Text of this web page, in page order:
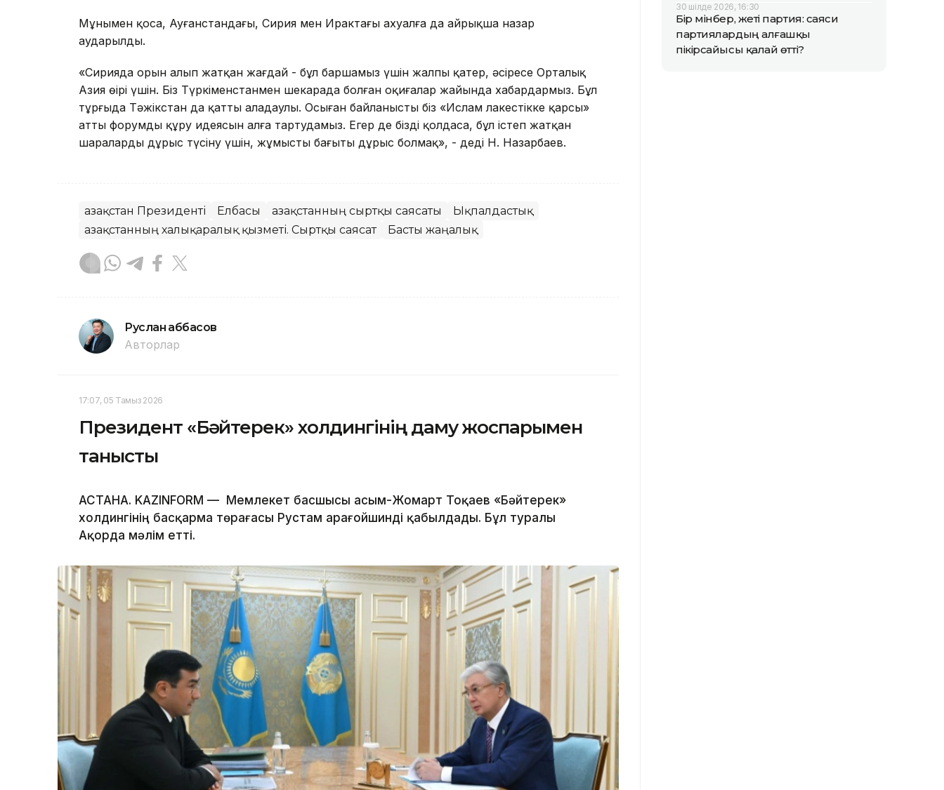
Мұнымен қоса, Ауғанстандағы, Сирия мен Ирактағы ахуалға да айрықша назар
аударылды.
«Сирияда орын алып жатқан жағдай - бұл баршамыз үшін жалпы қатер, әсіресе Орталық
Азия өңірі үшін. Біз Түркіменстанмен шекарада болған оқиғалар жайында хабардармыз. Бұл
тұрғыда Тәжікстан да қатты алаңдаулы. Осыған байланысты біз «Ислам лаңкестікке қарсы»
атты форумды құру идеясын алға тартудамыз. Егер де бізді қолдаса, бұл істеп жатқан
шараларды дұрыс түсіну үшін, жұмыстың бағыты дұрыс болмақ», - деді Н. Назарбаев.
Қазақстан Президенті Елбасы Қазақстанның сыртқы саясаты
Ықпалдастық
Қазақстанның халықаралық қызметі. Сыртқы саясат
Басты жаңалық
Руслан Ғаббасов
Авторлар
17:07, 05 Тамыз 2026
Президент «Бәйтерек» холдингінің даму жоспарымен
танысты
АСТАНА. KAZINFORM — Мемлекет басшысы Қасым-Жомарт Тоқаев «Бәйтерек»
холдингінің басқарма төрағасы Рустам Қарағойшинді қабылдады. Бұл туралы
Ақорда мәлім етті.
30 шілде 2026, 16:30
Бір мінбер, жеті партия: саяси
партиялардың алғашқы
пікірсайысы қалай өтті?